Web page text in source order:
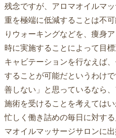
残念ですが、アロマオイルマ
重を極端に低減することは不
りウォーキングなどを、痩身
時に実施することによって目標
キャビテーションを行なえば
することが可能だというわけ
善しない」と思っているなら
施術を受けることを考えては
忙しく働き詰めの毎日に対す
マオイルマッサージサロンに